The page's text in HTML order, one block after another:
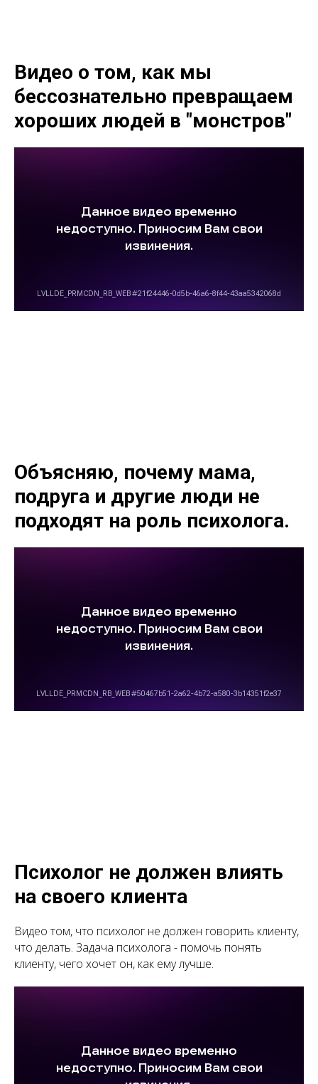
Видео о том, как мы
бессознательно превращаем
хороших людей в "монстров"
Объясняю, почему мама,
подруга и другие люди не
подходят на роль психолога.
Психолог не должен влиять
на своего клиента
Видео том, что психолог не должен говорить клиенту,
что делать. Задача психолога - помочь понять
клиенту, чего хочет он, как ему лучше.